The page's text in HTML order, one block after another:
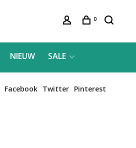
0
NIEUW SALE
Facebook Twitter Pinterest